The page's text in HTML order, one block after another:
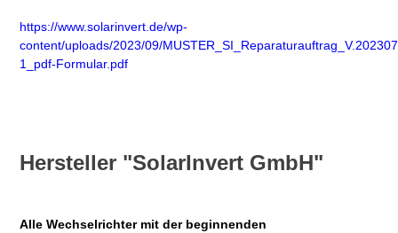
https://www.solarinvert.de/wp-
content/uploads/2023/09/
1_pdf-Formular.pdf
Hersteller "SolarInvert GmbH"
Alle Wechselrichter mit der beginnenden